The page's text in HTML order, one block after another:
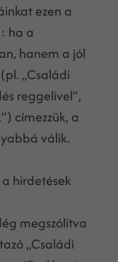
ezen a
ha a
hanem a jól
„Családi
reggelivel”,
címezzük, a
válik.
hirdetések
megszólítva
„Családi